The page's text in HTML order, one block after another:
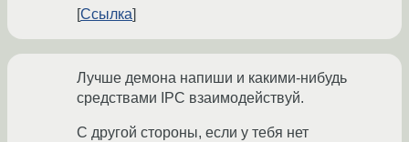
Ссылка
Лучше демона напиши и какими-нибудь
средствами IPC взаимодействуй.
С другой стороны, если у тебя нет